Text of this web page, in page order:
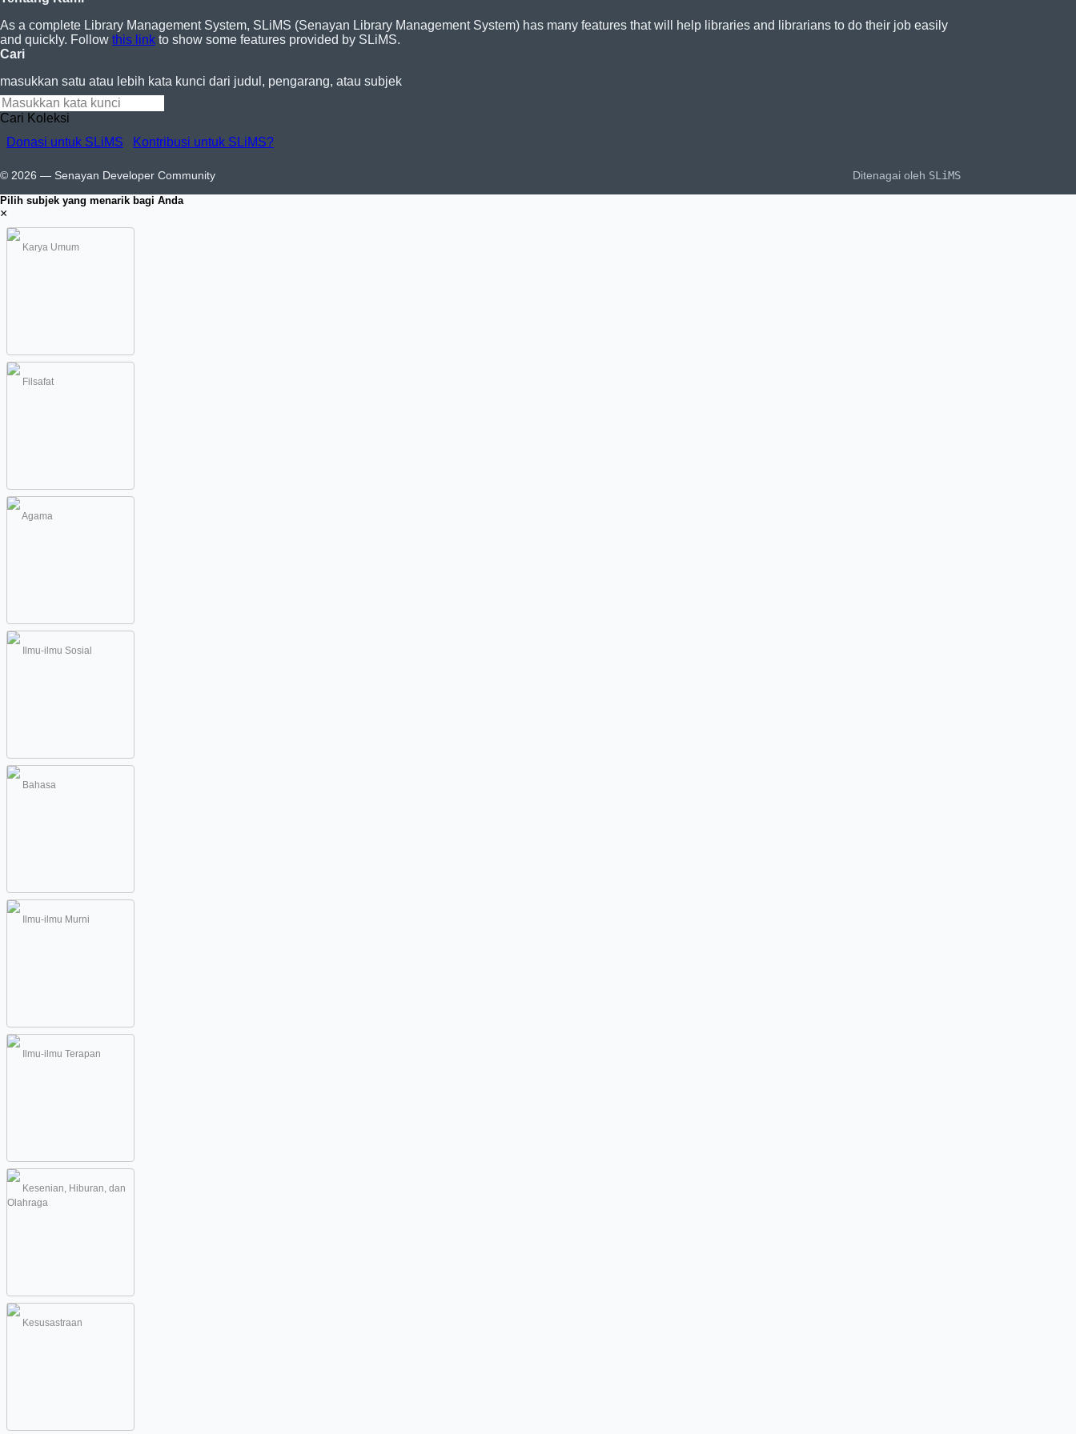
As a complete Library Management System, SLiMS (Senayan Library Management System) has many features that will help libraries and librarians to do their job easily
and quickly. Follow this link to show some features provided by SLiMS.
Cari
masukkan satu atau lebih kata kunci dari judul, pengarang, atau subjek
Cari Koleksi
Donasi untuk SLiMS
Kontribusi untuk SLiMS?
© 2026 — Senayan Developer Community Ditenagai oleh SLiMS
Pilih subjek yang menarik bagi Anda
×
Karya Umum
Filsafat
Agama
Ilmu-ilmu Sosial
Bahasa
Ilmu-ilmu Murni
Ilmu-ilmu Terapan
Kesenian, Hiburan, dan
Olahraga
Kesusastraan